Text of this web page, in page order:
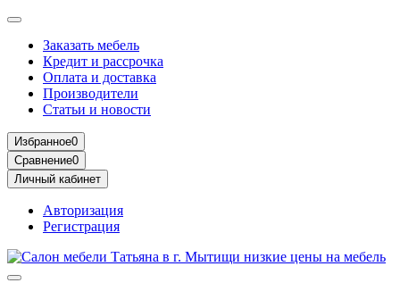
Заказать мебель
Кредит и рассрочка
Оплата и доставка
Производители
Статьи и новости
Избранное0
Сравнение0
Личный кабинет
Авторизация
Регистрация